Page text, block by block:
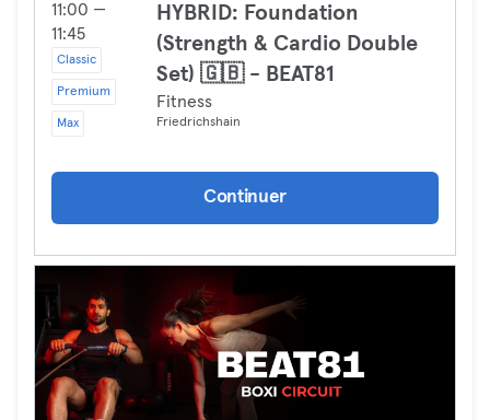
11:00 —
11:45
Classic
Premium
Max
HYBRID: Foundation
(Strength & Cardio Double
Set) 🇬🇧 - BEAT81
Fitness
Friedrichshain
Continuer